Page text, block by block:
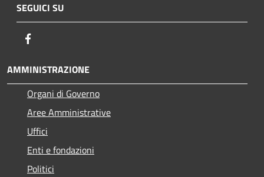
SEGUICI SU
AMMINISTRAZIONE
Organi di Governo
Aree Amministrative
Uffici
Enti e fondazioni
Politici